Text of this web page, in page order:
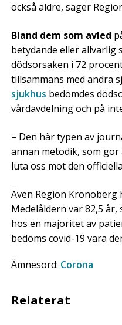
också äldre, säger
Bland dem som avled
betydande eller allvarlig
dödsorsaken i 72
tillsammans med andra
sjukhus bedömdes
vårdavdelning och på
– Den här typen av
annan metodik, som
luta oss mot den
Även Region
Medelåldern var 82,5
hos en majoritet av
bedöms covid-19 vara
Ämnesord: Corona
Relaterat